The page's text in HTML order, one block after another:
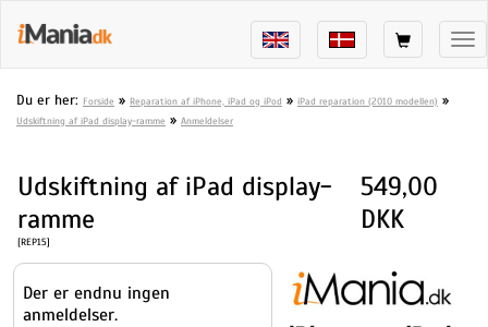
Du er her: Forside » Reparation af iPhone, iPad og iPod » iPad reparation (2010 modellen) »
Udskiftning af iPad display-ramme » Anmeldelser
Udskiftning af iPad display-
ramme
[REP15]
549,00
DKK
Der er endnu ingen
anmeldelser.